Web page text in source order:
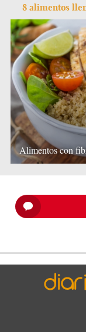
8 alimentos
Alimentos con